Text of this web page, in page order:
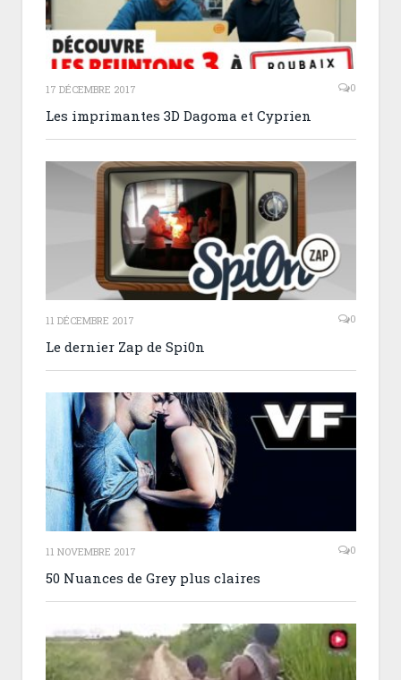
17 DÉCEMBRE 2017 0
Les imprimantes 3D Dagoma et Cyprien
11 DÉCEMBRE 2017 0
Le dernier Zap de Spi0n
11 NOVEMBRE 2017 0
50 Nuances de Grey plus claires